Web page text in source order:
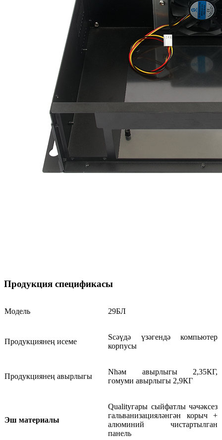
Продукция спецификасы
Модель 29БЛ
Продукциянең исеме
Sсәүдә үзәгендә компьютер
корпусы
Продукциянең авырлыгы
Nһәм авырлыгы 2,35КГ,
гомуми авырлыгы 2,9КГ
Эш материалы
Qualityгары сыйфатлы чәчәксез
гальванизацияләнгән корыч +
алюминий чистартылган
панель